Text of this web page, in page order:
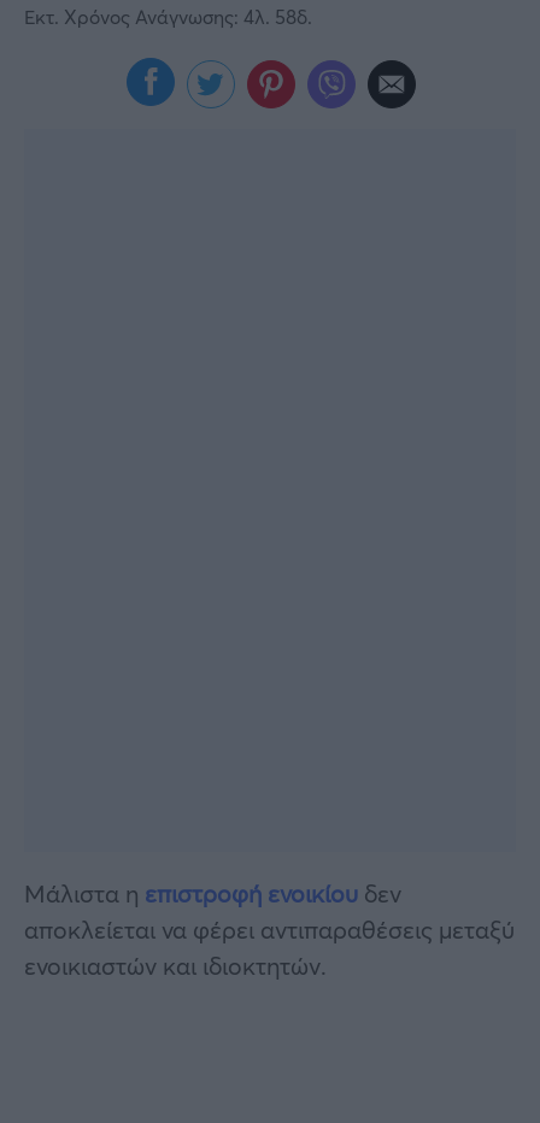
Εκτ. Χρόνος Ανάγνωσης: 4λ. 58δ.
Μάλιστα η επιστροφή ενοικίου δεν
αποκλείεται να φέρει αντιπαραθέσεις μεταξύ
ενοικιαστών και ιδιοκτητών.